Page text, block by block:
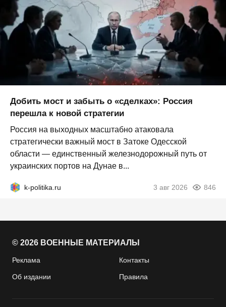
Добить мост и забыть о «сделках»: Россия
перешла к новой стратегии
Россия на выходных масштабно атаковала
стратегически важный мост в Затоке Одесской
области — единственный железнодорожный путь от
украинских портов на Дунае в...
k-politika.ru 3 авг 2026 846
© 2026 ВОЕННЫЕ МАТЕРИАЛЫ
Реклама Контакты
Об издании Правила